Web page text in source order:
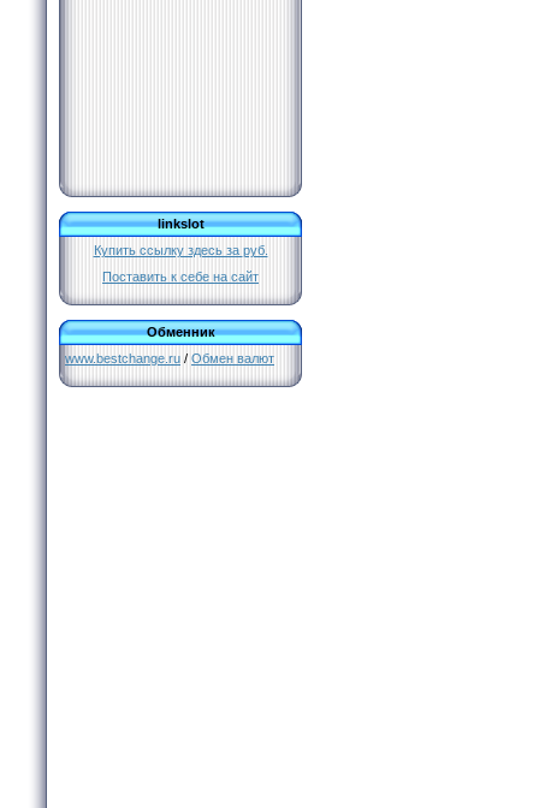
linkslot
Купить ссылку здесь за руб.
Поставить к себе на сайт
Обменник
www.bestchange.ru / Обмен валют